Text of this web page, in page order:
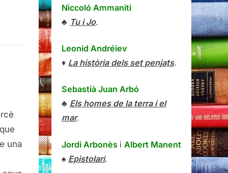
una
Niccoló Ammaniti
♣ Tu i Jo.
Leonid Andréiev
♦ La història dels set penjats.
Sebastià Juan Arbó
♣ Els homes de la terra i el
mar.
Jordi Arbonès i Albert Manent
♠ Epistolari.